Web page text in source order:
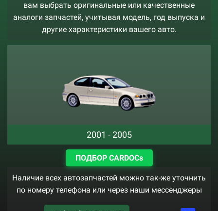
вам выбрать оригинальные или качественные
аналоги запчастей, учитывая модель, год выпуска и
другие характеристики вашего авто.
2001 - 2005
ПОДБОР CARDOCs
Наличие всех автозапчастей можно так-же уточнить
по номеру телефона или через наши мессенджеры